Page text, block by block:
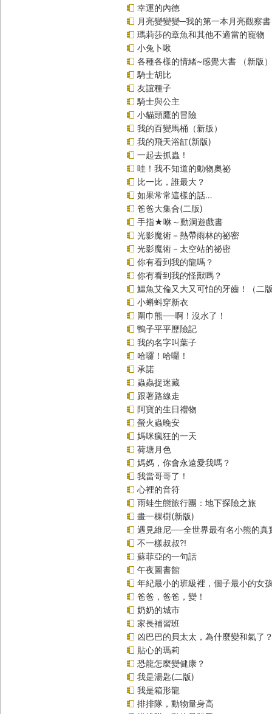
幸運的內德
月亮變變變─我的第一本月亮觀察書
瑪莉莎的章魚和其他不適當的寵物
小兔卜啾
各種各樣的情緒~感覺大書 （新版）
騎士胡比
友誼種子
騎士與公主
小貓頭鷹的冒險
我的百變馬桶（新版）
我的飛天浴缸(新版)
一起去抓蟲！
哇！我不知道的動物奧祕
比一比，誰最大？
如果常常這樣的話…
爸爸大集合(二版)
手指★咻～動洞遊戲書
光影魔術－熱帶雨林的祕密
光影魔術－太空站的祕密
你有看到我的龍嗎？
你有看到我的怪獸嗎？
鱷魚艾倫又大又可怕的牙齒！（二
小蝌蚪穿新衣
圍巾熊──啊！沒水了！
鴨子平平歷險記
我的名字叫葉子
哈囉！哈囉！
承諾
蟲蟲捉迷藏
跟著路線走
阿寶的生日禮物
螢火蟲晚安
媽咪瘋狂的一天
荷塘月色
媽媽，你會永遠愛我嗎？
我當哥哥了！
心裡的音符
雨蛙生態旅行團：地下探險之旅
畫一棵樹(新版)
遇見維尼──全世界最有名小熊的真
不一樣叔叔?!
蘇菲亞的一句話
午夜圖書館
年紀最小的班級裡，個子最小的女
爸爸，爸爸，變！
奶奶的城市
家長補習班
凶巴巴的貝太太，為什麼變和氣了
貼心的瑪莉
恐龍怎麼變健康？
我是湯匙(二版)
我是箱形龍
排排隊，動物量身高